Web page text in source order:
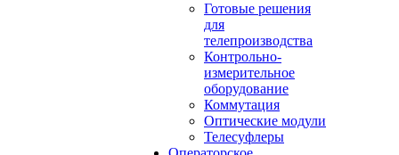
Готовые решения
для
телепроизводства
Контрольно-
измерительное
оборудование
Коммутация
Оптические модули
Телесуфлеры